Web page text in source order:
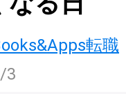
転職
3